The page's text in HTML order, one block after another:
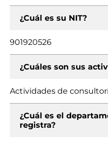
¿Cuál es su NIT?
901920526
¿Cuáles son sus
Actividades de
¿Cuál es el
registra?